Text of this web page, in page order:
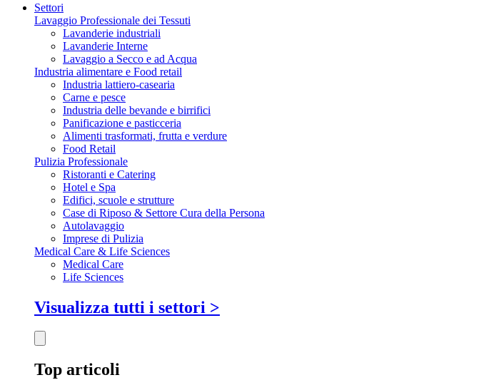
Settori
Lavaggio Professionale dei Tessuti
Lavanderie industriali
Lavanderie Interne
Lavaggio a Secco e ad Acqua
Industria alimentare e Food retail
Industria lattiero-casearia
Carne e pesce
Industria delle bevande e birrifici
Panificazione e pasticceria
Alimenti trasformati, frutta e verdure
Food Retail
Pulizia Professionale
Ristoranti e Catering
Hotel e Spa
Edifici, scuole e strutture
Case di Riposo & Settore Cura della Persona
Autolavaggio
Imprese di Pulizia
Medical Care & Life Sciences
Medical Care
Life Sciences
Visualizza tutti i settori >
Top articoli